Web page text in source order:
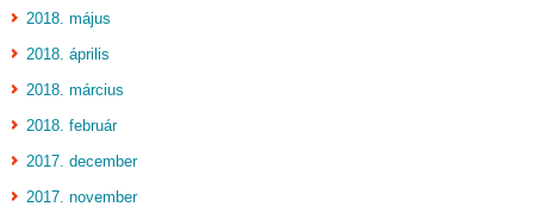
2018. május
2018. április
2018. március
2018. február
2017. december
2017. november